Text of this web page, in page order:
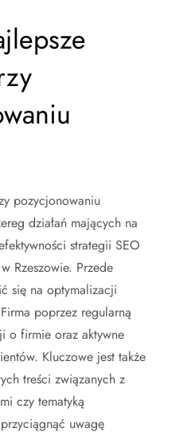
pozycjonowaniu
działań mających na
strategii SEO
Rzeszowie. Przede
się na optymalizacji
poprzez regularną
o firmie oraz aktywne
Kluczowe jest także
treści związanych z
czy tematyką
uwagę